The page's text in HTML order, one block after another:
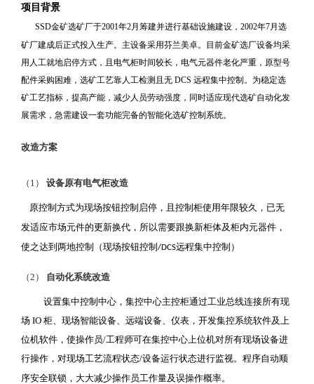
项目背景
SSD金矿选矿厂于2001年2月筹建并进行基础设施建设，2002年7月选
矿厂建成后正式投入生产。主设备采用芬兰美卓。
目前金矿选厂设备均采
用人工就地启停方式，且电气柜时间较长，电气元器件老化严重，原型号
配件采购困难，选矿工艺靠人工检测且无 DCS 远程集中控制。为稳定选
矿工艺指标，提高产能，减少人员劳动强度，同时适应现代选矿自动化发
展需求，急需建设一套功能完备的智能化选矿控制系统。
改造方案
（1） 设备原有电气柜改造
原控制方式为现场按钮控制启停，且控制柜使用年限较久，已无
发适应市场元件的更新换代，所以需要跟换新柜体及柜内元器件，
使之达到两地控制（现场按钮控制/DCS远程集中控制）
（2） 自动化系统改造
设置集中控制中心，集控中心主控柜通过工业总线连接所有现
场 IO 柜、现场智能设备、远端设备、仪表，开发集控系统软件及上
位机软件，使操作员/工程师可在集控中心上位机对所有现场设备进
行操作，对现场工艺流程状态/设备运行状态进行监视。程序自动顺
序安全联锁，大大减少操作员工作量及误操作概率。